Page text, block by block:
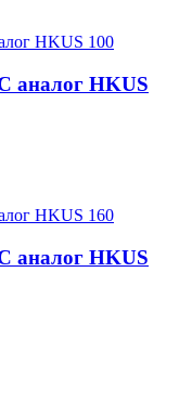
аналог HKUS
аналог HKUS